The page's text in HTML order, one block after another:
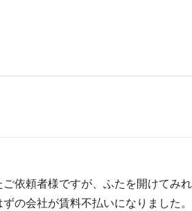
依頼者様ですが、ふたを開けてみれ
の会社が賃料不払いになりました。